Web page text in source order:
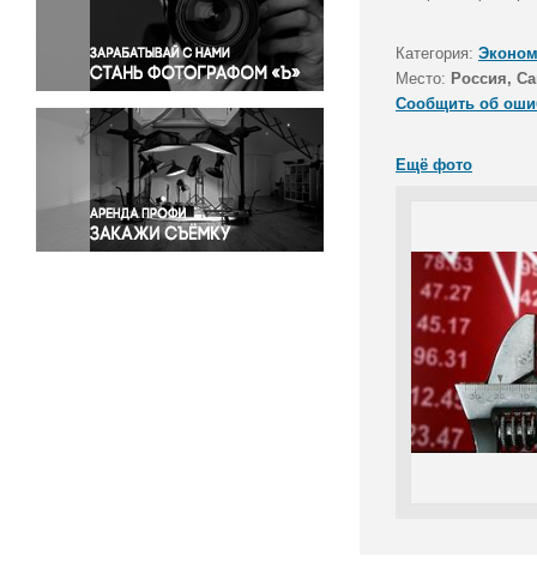
Правосудие
Происшествия и конфликты
Религия
Светская жизнь
Спорт
Экология
Экономика и бизнес
Категория:
Место: Россия,
Сообщить об
Ещё фото